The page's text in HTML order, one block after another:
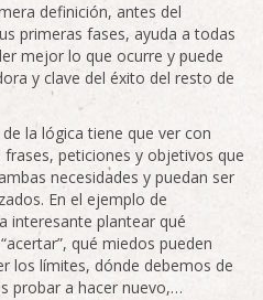
definición, antes del
primeras fases, ayuda a todas
mejor lo que ocurre y puede
y clave del éxito del resto de
la lógica tiene que ver con
peticiones y objetivos que
necesidades y puedan ser
En el ejemplo de
interesante plantear qué
qué miedos pueden
los límites, dónde debemos de
probar a hacer nuevo,…